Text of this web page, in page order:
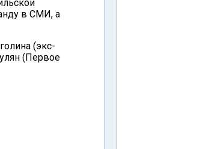
в СМИ, а
(экс-
(Первое